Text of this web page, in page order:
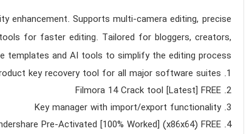
enhancement. Supports multi-camera editing, precise
for faster editing. Tailored for bloggers, creators,
templates and AI tools to simplify the editing process.
key recovery tool for all major software suites
Filmora 14 Crack tool [Latest] FREE
Key manager with import/export functionality
Pre-Activated [100% Worked] (x86x64) FREE